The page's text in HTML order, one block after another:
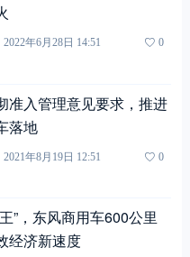
2022年6月28日 14:51
0
准入管理意见要求，推进
落地
2021年8月19日 12:51
0
”，东风商用车600公里
经济新速度